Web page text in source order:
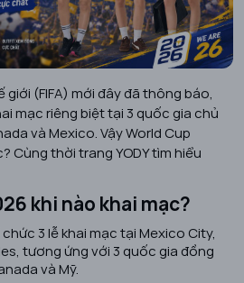
(FIFA) mới đây đã thông báo,
mạc riêng biệt tại 3 quốc gia chủ
và Mexico. Vậy World Cup
Cùng thời trang YODY tìm hiểu
khi nào khai mạc?
3 lễ khai mạc tại Mexico City,
tương ứng với 3 quốc gia đồng
và Mỹ.